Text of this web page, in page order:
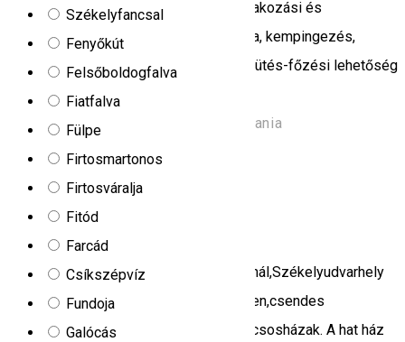
Székelyfancsal
Fenyőkút
Felsőboldogfalva
Fiatfalva
Fülpe
Firtosmartonos
Firtosváralja
Fitód
Farcád
Csíkszépvíz
Fundoja
Galócás
alkalmas iskolai táboroztatáshoz. Szórakozási és
kikapcsolódási lehetőségek: sportpálya, kempingezés,
tábortűz. A tábor területén szabadtéri sütés-főzési lehetőség
Strada Carpați, Borsec 535300, Romania
Kemping Étterem
Nyitva
Székelyföldön a Madarasi Hargita lábánál,Székelyudvarhely
városától 24 kilométerre, Ivó településen,csendes
környezetben kaptak helyet az Irgó kulcsosházak. A hat ház